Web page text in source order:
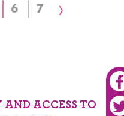
Page
6 Page
7
Next
ACCESS TO